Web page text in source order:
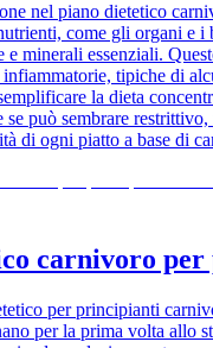
nel piano dietetico
come gli organi e i
e minerali essenziali.
tipiche di
la dieta
può sembrare restrittivo,
di ogni piatto a base di
carnivoro
per principianti
per la prima volta allo